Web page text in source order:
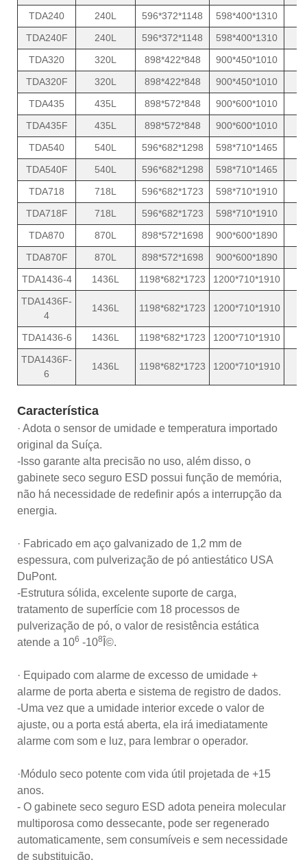
TDA240
240L 596*372*1148 598*400*1310
TDA240F
240L 596*372*1148 598*400*1310
TDA320
320L 898*422*848 900*450*1010
TDA320F
320L 898*422*848 900*450*1010
TDA435
435L 898*572*848 900*600*1010
TDA435F
435L 898*572*848 900*600*1010
TDA540
540L 596*682*1298 598*710*1465
TDA540F
540L 596*682*1298 598*710*1465
TDA718
718L 596*682*1723 598*710*1910
TDA718F
718L 596*682*1723 598*710*1910
TDA870
870L 898*572*1698 900*600*1890
TDA870F
870L 898*572*1698 900*600*1890
TDA1436-4
1436L 1198*682*1723 1200*710*1910
TDA1436F-
4
1436L 1198*682*1723 1200*710*1910
TDA1436-6 1436L 1198*682*1723 1200*710*1910
TDA1436F-
6
1436L 1198*682*1723 1200*710*1910
Característica
· Adota o sensor de umidade e temperatura importado
original da Suíça.
-Isso garante alta precisão no uso, além disso, o
gabinete seco seguro ESD possui função de memória,
não há necessidade de redefinir após a interrupção da
energia.
· Fabricado em aço galvanizado de 1,2 mm de
espessura, com pulverização de pó antiestático USA
DuPont.
-Estrutura sólida, excelente suporte de carga,
tratamento de superfície com 18 processos de
pulverização de pó, o valor de resistência estática
atende a 106 -108 Î©.
· Equipado com alarme de excesso de umidade +
alarme de porta aberta e sistema de registro de dados.
-Uma vez que a umidade interior excede o valor de
ajuste, ou a porta está aberta, ela irá imediatamente
alarme com som e luz, para lembrar o operador.
·Módulo seco potente com vida útil projetada de +15
anos.
- O gabinete seco seguro ESD adota peneira molecular
multiporosa como dessecante, pode ser regenerado
automaticamente, sem consumíveis e sem necessidade
de substituição.